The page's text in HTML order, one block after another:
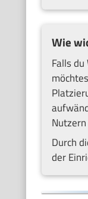
Wie
Falls
Durch
der